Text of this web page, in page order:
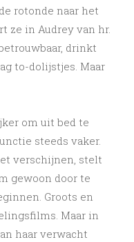
rotonde naar het
ze in Audrey van hr.
drinkt
to-dolijstjes. Maar
om uit bed te
steeds vaker.
verschijnen, stelt
gewoon door te
Groots en
Maar in
haar verwacht